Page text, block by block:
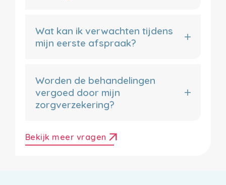
Wat kan ik verwachten tijdens
mijn eerste afspraak?
Worden de behandelingen
vergoed door mijn
zorgverzekering?
Bekijk meer vragen arrow_outward